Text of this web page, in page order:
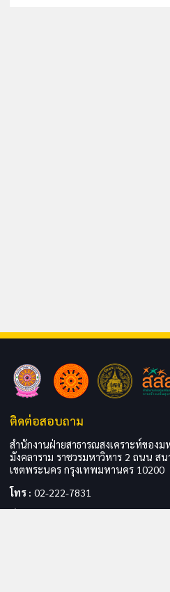
ติดต่อสอบถาม
สำนักงานฝ่ายสาธารณสงเคราะห์ของ
มังคลาราม ราชวรมหาวิหาร 2 ถนน ส
เขตพระนคร กรุงเทพมหานคร 10200
โทร : 02-222-7831